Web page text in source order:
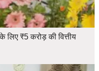
लिए ₹5 करोड़ की वित्तीय